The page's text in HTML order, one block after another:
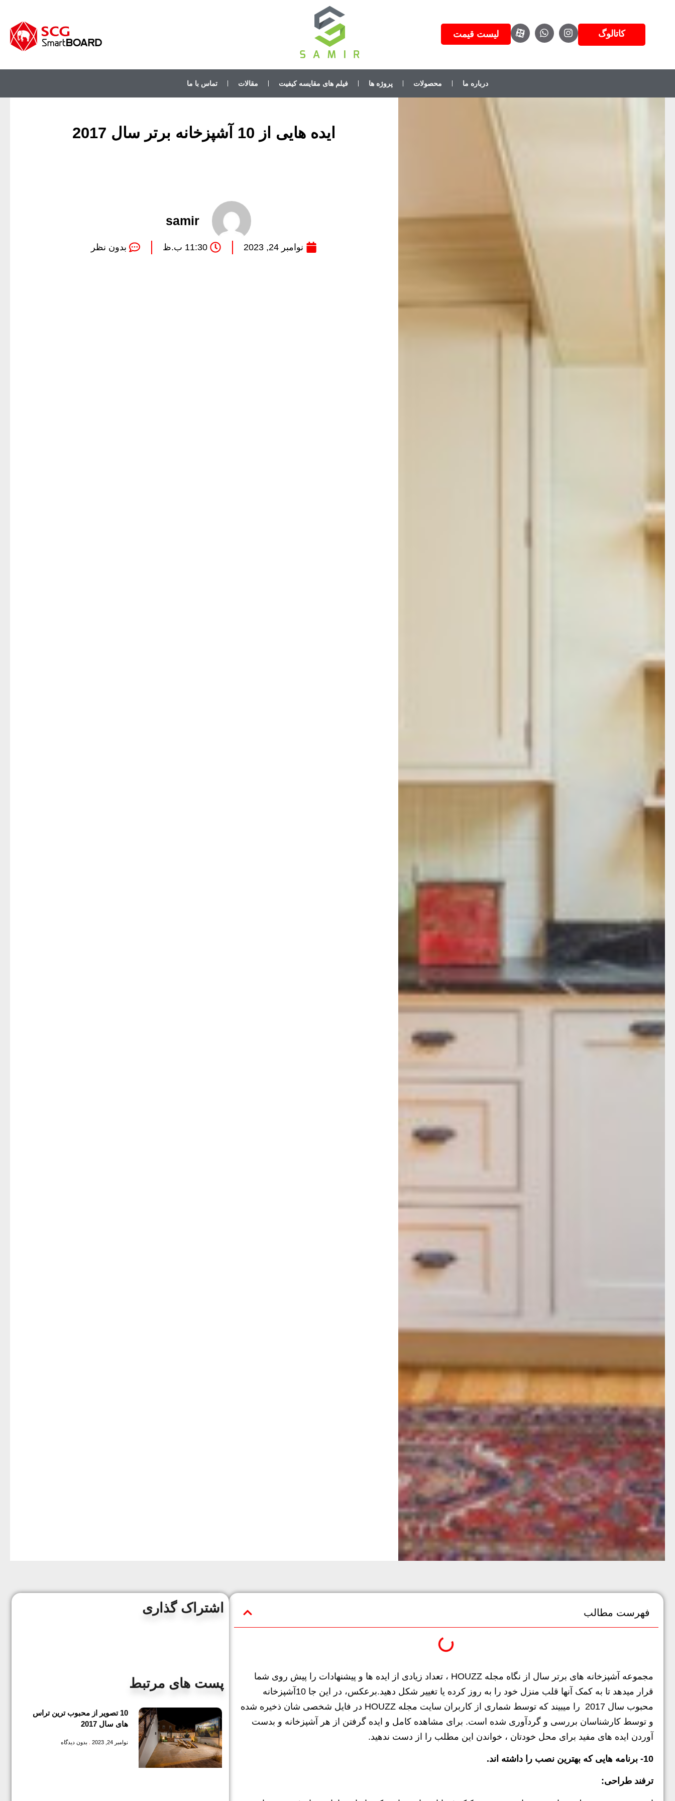
لیست قیمت کاتالوگ
درباره ما محصولات پروژه ها فیلم های مقایسه کیفیت مقالات تماس با ما
ایده هایی از 10 آشپزخانه برتر سال 2017
samir
نوامبر 24, 2023 11:30 ب.ظ بدون نظر
فهرست مطالب
مجموعه آشپزخانه های برتر سال از نگاه مجله HOUZZ ، تعداد زیادی از ایده ها و پیشنهادات را پیش روی شما
قرار میدهد تا به کمک آنها قلب منزل خود را به روز کرده یا تغییر شکل دهید.برعکس، در این جا 10آشپزخانه
محبوب سال 2017 را میبیند که توسط شماری از کاربران سایت مجله HOUZZ در فایل شخصی شان ذخیره شده
و توسط کارشناسان بررسی و گردآوری شده است. برای مشاهده کامل و ایده گرفتن از هر آشپزخانه و بدست
آوردن ایده های مفید برای محل خودتان ، خواندن این مطلب را از دست ندهید.
10- برنامه هایی که بهترین نصب را داشته اند.
ترفند طراحی:
اشتراک گذاری
پست های مرتبط
10 تصویر از محبوب ترین تراس
های سال 2017
نوامبر 24, 2023 بدون دیدگاه